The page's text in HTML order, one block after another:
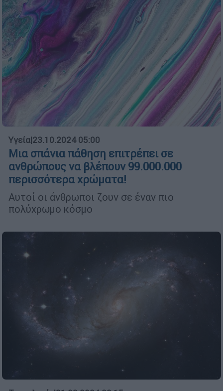
Υγεία|23.10.2024 05:00
Μια σπάνια πάθηση επιτρέπει σε
ανθρώπους να βλέπουν 99.000.000
περισσότερα χρώματα!
Αυτοί οι άνθρωποι ζουν σε έναν πιο
πολύχρωμο κόσμο